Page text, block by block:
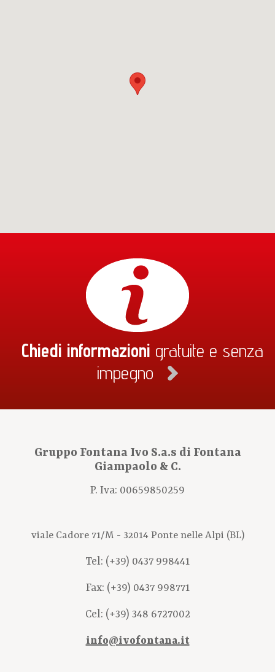
Chiedi informazioni gratuite e senza
impegno
Gruppo Fontana Ivo S.a.s di Fontana
Giampaolo & C.
P. Iva: 00659850259
viale Cadore 71/M - 32014 Ponte nelle Alpi (BL)
Tel: (+39) 0437 998441
Fax: (+39) 0437 998771
Cel: (+39) 348 6727002
info@ivofontana.it